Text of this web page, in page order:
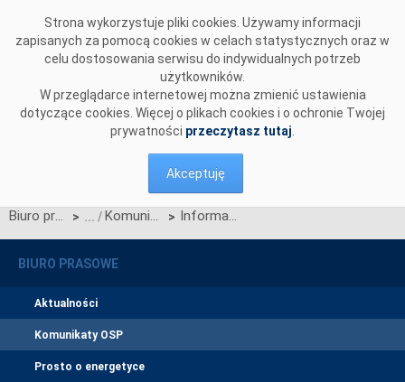
Strona wykorzystuje pliki cookies. Używamy informacji
zapisanych za pomocą cookies w celach statystycznych oraz w
celu dostosowania serwisu do indywidualnych potrzeb
użytkowników.
W przeglądarce internetowej można zmienić ustawienia
dotyczące cookies. Więcej o plikach cookies i o ochronie Twojej
prywatności przeczytasz tutaj
Akceptuję
Biuro prasowe > Komunikaty OSP > Informacja dotycząca umów o świadczenie usług przesyłowych
BIURO PRASOWE
Aktualności
Komunikaty OSP
Prosto o energetyce